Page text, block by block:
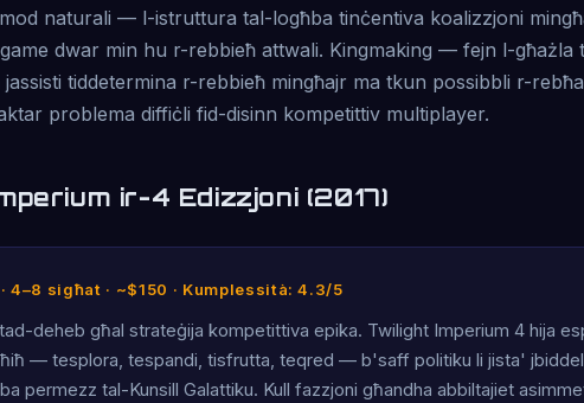
naturali — l-istruttura tal-logħba tinċentiva koalizzjoni
dwar min hu r-rebbieħ attwali. Kingmaking — fejn l-għażla
tiddetermina r-rebbieħ mingħajr ma tkun possibbli r-
problema diffiċli fid-disinn kompetittiv multiplayer.
ir-4 Edizzjoni (2017)
4–8 sigħat · ~$150 · Kumplessità: 4.3/5
deheb għal strateġija kompetittiva epika. Twilight Imperium 4 hija
— tesplora, tespandi, tisfrutta, teqred — b'saff politiku li jista'
permezz tal-Kunsill Galattiku. Kull fazzjoni għandha abbiltajiet